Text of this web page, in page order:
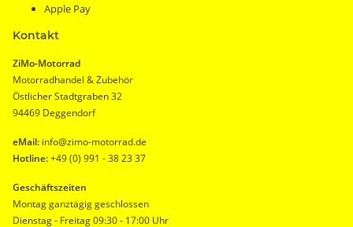
Apple Pay
Kontakt
ZiMo-Motorrad
Motorradhandel & Zubehör
Östlicher Stadtgraben 32
94469 Deggendorf
eMail: info@zimo-motorrad.de
Hotline:+49 (0) 991 - 38 23 37
Geschäftszeiten
Montag ganztägig geschlossen
Dienstag - Freitag 09:30 - 17:00 Uhr